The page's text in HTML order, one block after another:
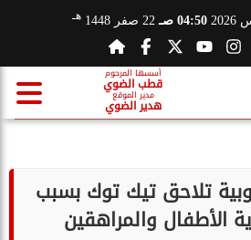
04:50 صـ 22 صفر 1448 هـ
أسسها المرحوم
قطب الضوي
مدير الموقع
هدير الضوي
تلاحق تيك توك بسبب
الأطفال والمراهقين